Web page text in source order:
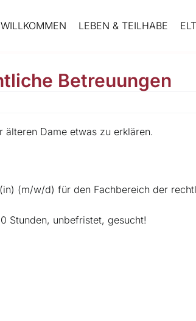
WILLKOMMEN LEBEN & TEILHABE
Betreuungen
(m/w/d) für den Fachbereich der
Stunden, unbefristet, gesucht!